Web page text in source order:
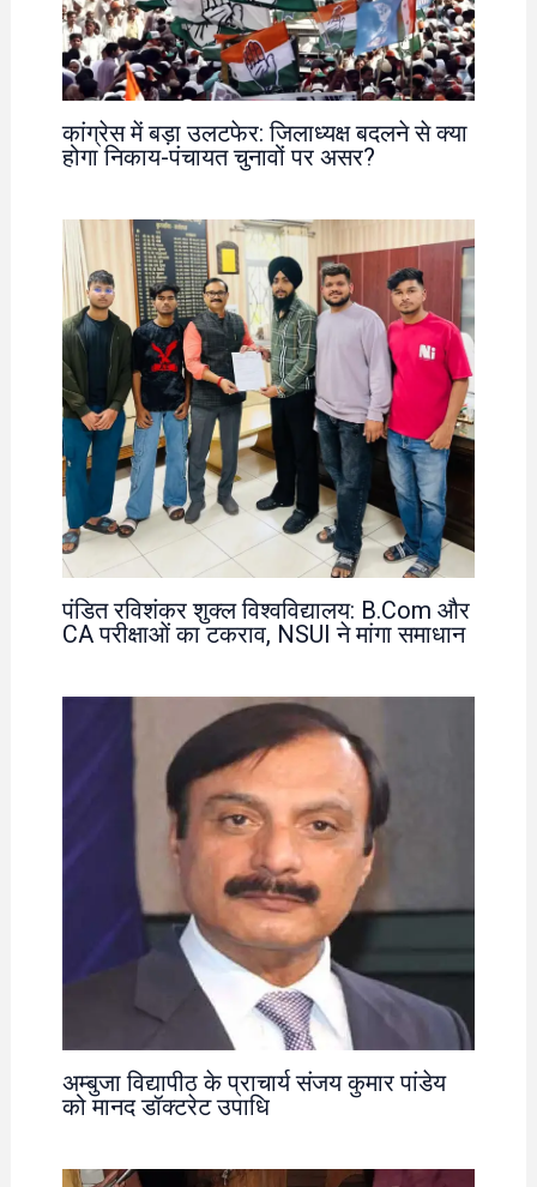
कांग्रेस में बड़ा उलटफेर: जिलाध्यक्ष बदलने से क्या
होगा निकाय-पंचायत चुनावों पर असर?
पंडित रविशंकर शुक्ल विश्वविद्यालय: B.Com और
CA परीक्षाओं का टकराव, NSUI ने मांगा समाधान
अम्बुजा विद्यापीठ के प्राचार्य संजय कुमार पांडेय
को मानद डॉक्टरेट उपाधि